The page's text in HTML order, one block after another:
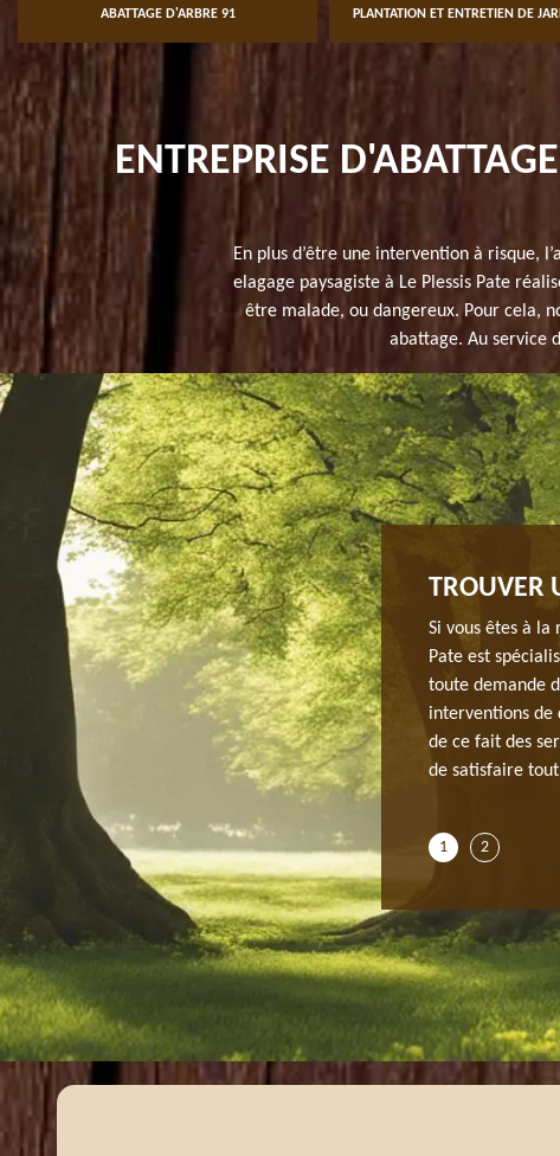
ABATTAGE D'ARBRE 91 PLANTATION ET ENTRETIEN DE
ENTREPRISE
En plus d’être une intervention à risque,
elagage paysagiste à Le Plessis Pate
être malade, ou dangereux. Pour cela,
abattage. Au service
GRATUIT À LE PLESSIS PATE.
travaux d’abattage, il est conseillé de faire une
se préparer pour le budget. En fait, demander un
à Le Plessis Pate dans le 91220. Alors, pour la
JH elagage si vous habitez à Le Plessis Pate
de qualité irréprochable. Pour la demande de
le formulaire et vous aurez votre devis dans
TROUVER
Si vous êtes à la
Pate est
toute demande
interventions de
de ce fait des
de satisfaire
1 2